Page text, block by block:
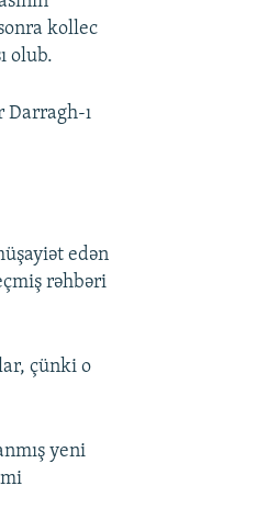
kollec
olub.
Darragh-ı
edən
rəhbəri
çünki o
yeni